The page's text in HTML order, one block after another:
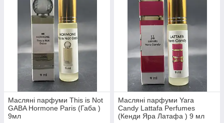
Масляні парфуми This is Not
GABA Hormone Paris (Габа )
9мл
Масляні парфуми Yara
Candy Lattafa Perfumes
(Кенди Яра Латафа ) 9 мл